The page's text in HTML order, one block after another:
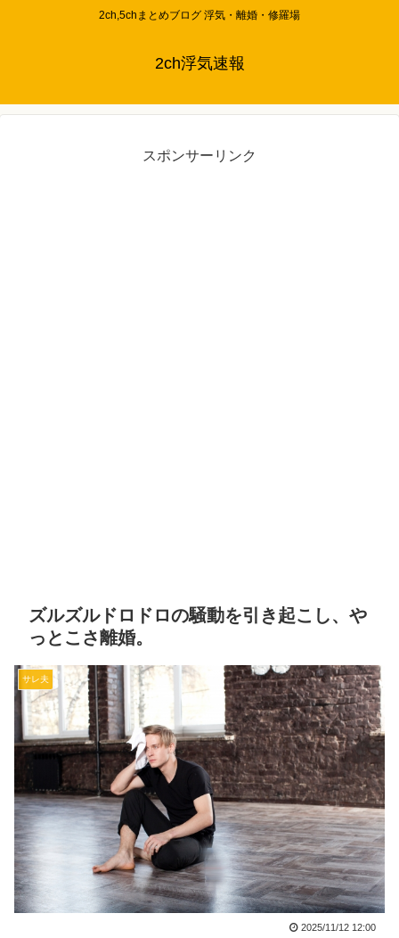
2ch,5chまとめブログ 浮気・離婚・修羅場
2ch浮気速報
スポンサーリンク
ズルズルドロドロの騒動を引き起こし、や
っとこさ離婚。
サレ夫
2025/11/12 12:00